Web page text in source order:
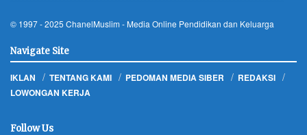
© 1997 - 2025 ChanelMuslim - Media Online Pendidikan dan Keluarga
Navigate Site
IKLAN TENTANG KAMI PEDOMAN MEDIA SIBER
REDAKSI
LOWONGAN KERJA
Follow Us